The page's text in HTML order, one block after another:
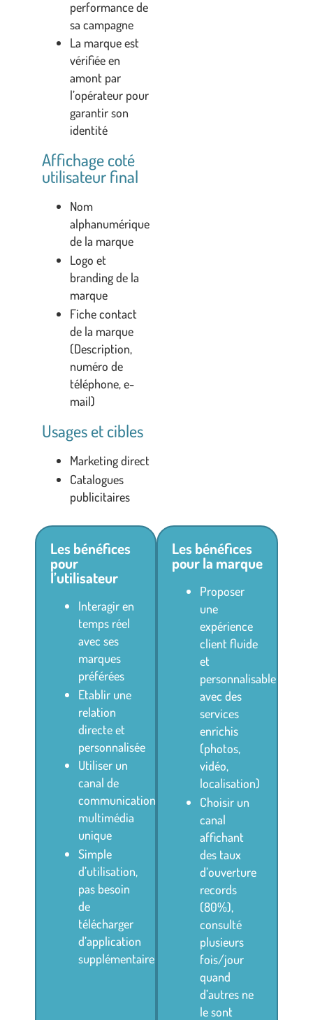
performance de
sa campagne
La marque est
vérifiée en
amont par
l’opérateur pour
garantir son
identité
Affichage coté
utilisateur final
Nom
alphanumérique
de la marque
Logo et
branding de la
marque
Fiche contact
de la marque
(Description,
numéro de
téléphone, e-
mail)
Usages et cibles
Marketing direct
Catalogues
publicitaires
Les bénéfices
pour
l’utilisateur
Interagir en
temps réel
avec ses
marques
préférées
Etablir une
relation
directe et
personnalisée
Utiliser un
canal de
communication
multimédia
unique
Simple
d’utilisation,
pas besoin
de
télécharger
d’application
supplémentaire
Les bénéfices
pour la marque
Proposer
une
expérience
client fluide
et
personnalisable
avec des
services
enrichis
(photos,
vidéo,
localisation)
Choisir un
canal
affichant
des taux
d’ouverture
records
(80%),
consulté
plusieurs
fois/jour
quand
d’autres ne
le sont